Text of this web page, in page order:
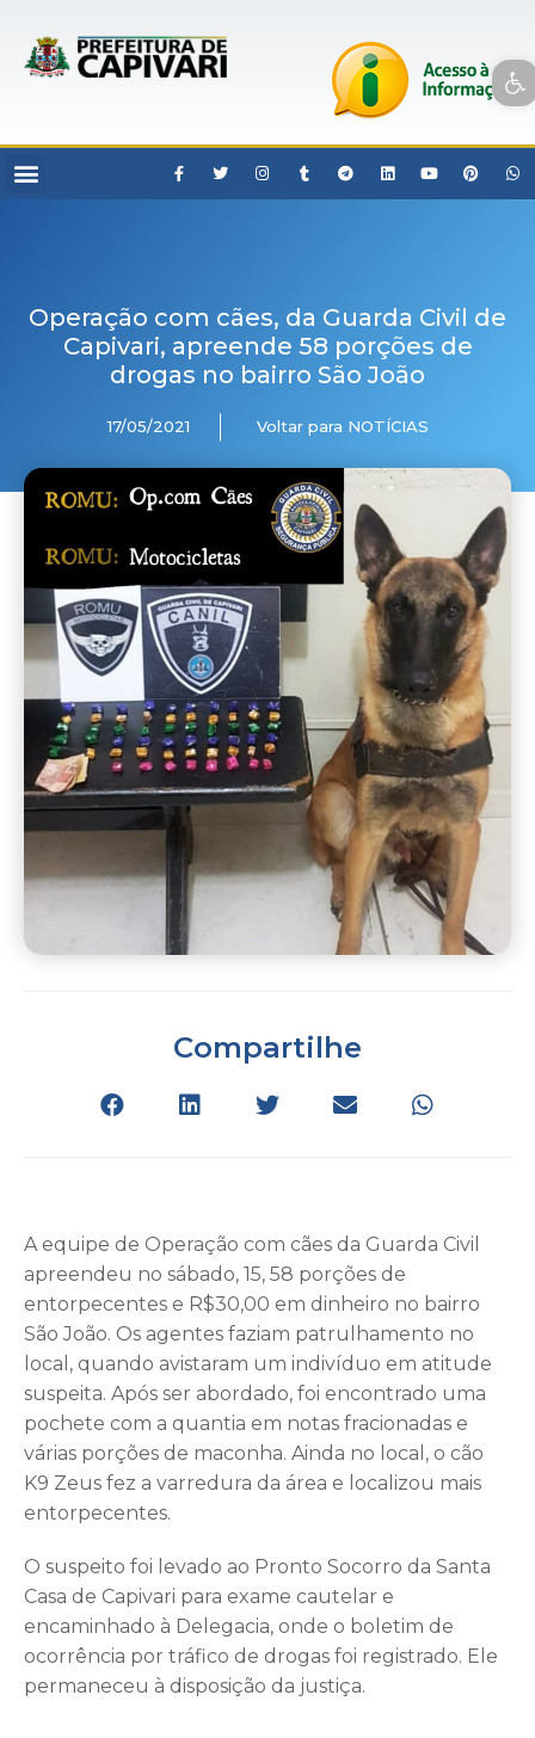
Open toolbar
Operação com cães, da Guarda Civil de
Capivari, apreende 58 porções de
drogas no bairro São João
17/05/2021 Voltar para NOTÍCIAS
Compartilhe
A equipe de Operação com cães da Guarda Civil
apreendeu no sábado, 15, 58 porções de
entorpecentes e R$30,00 em dinheiro no bairro
São João. Os agentes faziam patrulhamento no
local, quando avistaram um indivíduo em atitude
suspeita. Após ser abordado, foi encontrado uma
pochete com a quantia em notas fracionadas e
várias porções de maconha. Ainda no local, o cão
K9 Zeus fez a varredura da área e localizou mais
entorpecentes.
O suspeito foi levado ao Pronto Socorro da Santa
Casa de Capivari para exame cautelar e
encaminhado à Delegacia, onde o boletim de
ocorrência por tráfico de drogas foi registrado. Ele
permaneceu à disposição da justiça.